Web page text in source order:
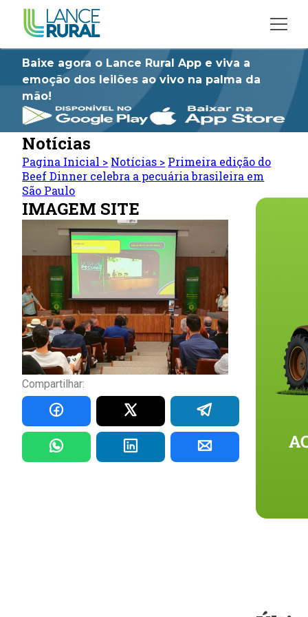
Baixe agora o Lance Rural App e viva a
emoção dos leilões ao vivo na palma da
mão!
Notícias
Pagina Inicial > Notícias > Primeira edição do
Beef Dinner celebra a pecuária brasileira em
São Paulo
IMAGEM SITE
Compartilhar: